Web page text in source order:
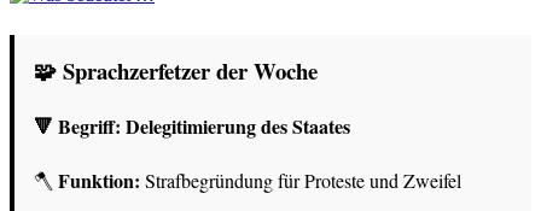
🧩 Sprachzerfetzer der Woche
🔻 Begriff: Delegitimierung des Staates
🪓 Funktion: Strafbegründung für Proteste und Zweifel